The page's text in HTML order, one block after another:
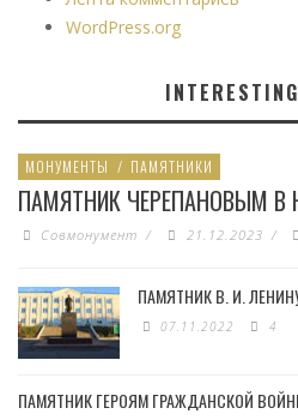
WordPress.org
МОНУМЕНТЫ / ПАМЯТНИКИ
ПАМЯТНИК ЧЕРЕПАНОВЫМ В
Совмонумент / 21.12.2023 /
ПАМЯТНИК В. И.
07.11.2022 4
ПАМЯТНИК ГЕРОЯМ ГРАЖДАНСКОЙ